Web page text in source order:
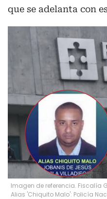
que se adelanta con
Imagen de referencia. Fiscalía
Alias 'Chiquito Malo': Policía